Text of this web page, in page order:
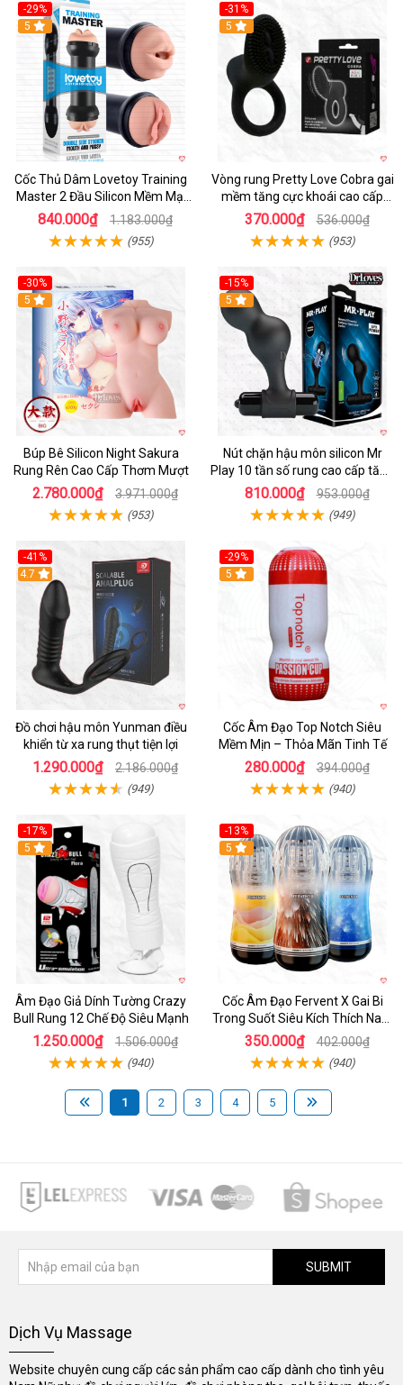
-29%
Hot
5
Cốc Thủ Dâm Lovetoy Training
Master 2 Đầu Silicon Mềm Mại
Tiện Lợi
840.000₫ 1.183.000₫
(955)
-31%
5
Vòng rung Pretty Love Cobra gai
mềm tăng cực khoái cao cấp
chính hãng
370.000₫ 536.000₫
(953)
-30%
Hot
5
Búp Bê Silicon Night Sakura
Rung Rên Cao Cấp Thơm Mượt
2.780.000₫ 3.971.000₫
(953)
-15%
Hot
5
Nút chặn hậu môn silicon Mr
Play 10 tần số rung cao cấp tăng
khoái cảm
810.000₫ 953.000₫
(949)
-41%
Hot
4.7
Đồ chơi hậu môn Yunman điều
khiển từ xa rung thụt tiện lợi
1.290.000₫ 2.186.000₫
(949)
-29%
5
Cốc Âm Đạo Top Notch Siêu
Mềm Mịn – Thỏa Mãn Tinh Tế
280.000₫ 394.000₫
(940)
-17%
5
Âm Đạo Giả Dính Tường Crazy
Bull Rung 12 Chế Độ Siêu Mạnh
1.250.000₫ 1.506.000₫
(940)
-13%
Hot
5
Cốc Âm Đạo Fervent X Gai Bi
Trong Suốt Siêu Kích Thích Nam
Giới
350.000₫ 402.000₫
(940)
1 2 3 4 5
SUBMIT
Dịch Vụ Massage
Website chuyên cung cấp các sản phẩm cao cấp dành cho tình yêu